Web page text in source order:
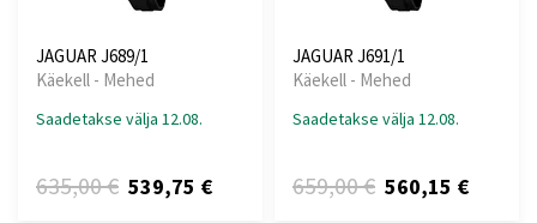
JAGUAR J689/1
Käekell - Mehed
Saadetakse välja 12.08.
635,00 € 539,75 €
JAGUAR J691/1
Käekell - Mehed
Saadetakse välja 12.08.
659,00 € 560,15 €